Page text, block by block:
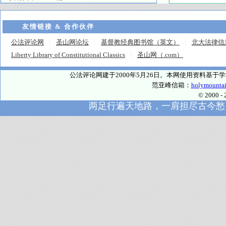
友情链接 & 合作伙伴
公法评论网 圣山网论坛 基督教经典图书馆（英文）
北大法律信
Liberty Library of Constitutional Classics
圣山网（.com）
公法评论网建于2000年5月26日。本网使用资料基于
范亚峰信箱：
© 2000 -
两足行遍天地路，一肩担尽古今